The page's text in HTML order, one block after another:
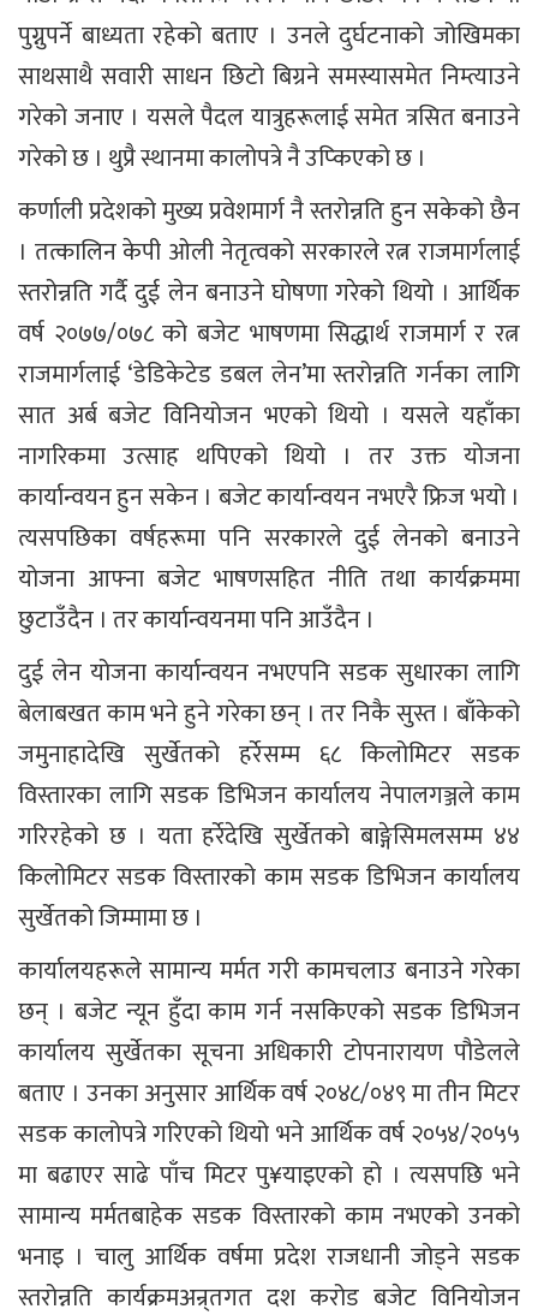
पुग्नुपर्ने बाध्यता रहेको बताए । उनले दुर्घटनाको जोखिमका
साथसाथै सवारी साधन छिटो बिग्रने समस्यासमेत निम्त्याउने
गरेको जनाए । यसले पैदल यात्रुहरूलाई समेत त्रसित बनाउने
गरेको छ । थुप्रै स्थानमा कालोपत्रे नै उप्किएको छ ।
कर्णाली प्रदेशको मुख्य प्रवेशमार्ग नै स्तरोन्नति हुन सकेको छैन
। तत्कालिन केपी ओली नेतृत्वको सरकारले रत्न राजमार्गलाई
स्तरोन्नति गर्दै दुई लेन बनाउने घोषणा गरेको थियो । आर्थिक
वर्ष २०७७/०७८ को बजेट भाषणमा सिद्धार्थ राजमार्ग र रत्न
राजमार्गलाई ‘डेडिकेटेड डबल लेन’मा स्तरोन्नति गर्नका लागि
सात अर्ब बजेट विनियोजन भएको थियो । यसले यहाँका
नागरिकमा उत्साह थपिएको थियो । तर उक्त योजना
कार्यान्वयन हुन सकेन । बजेट कार्यान्वयन नभएरै फ्रिज भयो ।
त्यसपछिका वर्षहरूमा पनि सरकारले दुई लेनको बनाउने
योजना आफ्ना बजेट भाषणसहित नीति तथा कार्यक्रममा
छुटाउँदैन । तर कार्यान्वयनमा पनि आउँदैन ।
दुई लेन योजना कार्यान्वयन नभएपनि सडक सुधारका लागि
बेलाबखत काम भने हुने गरेका छन् । तर निकै सुस्त । बाँकेको
जमुनाहादेखि सुर्खेतको हर्रेसम्म ६८ किलोमिटर सडक
विस्तारका लागि सडक डिभिजन कार्यालय नेपालगञ्जले काम
गरिरहेको छ । यता हर्रेदेखि सुर्खेतको बाङ्गेसिमलसम्म ४४
किलोमिटर सडक विस्तारको काम सडक डिभिजन कार्यालय
सुर्खेतको जिम्मामा छ ।
कार्यालयहरूले सामान्य मर्मत गरी कामचलाउ बनाउने गरेका
छन् । बजेट न्यून हुँदा काम गर्न नसकिएको सडक डिभिजन
कार्यालय सुर्खेतका सूचना अधिकारी टोपनारायण पौडेलले
बताए । उनका अनुसार आर्थिक वर्ष २०४८/०४९ मा तीन मिटर
सडक कालोपत्रे गरिएको थियो भने आर्थिक वर्ष २०५४/२०५५
मा बढाएर साढे पाँच मिटर पु¥याइएको हो । त्यसपछि भने
सामान्य मर्मतबाहेक सडक विस्तारको काम नभएको उनको
भनाइ । चालु आर्थिक वर्षमा प्रदेश राजधानी जोड्ने सडक
स्तरोन्नति कार्यक्रमअन्र्तगत दश करोड बजेट विनियोजन